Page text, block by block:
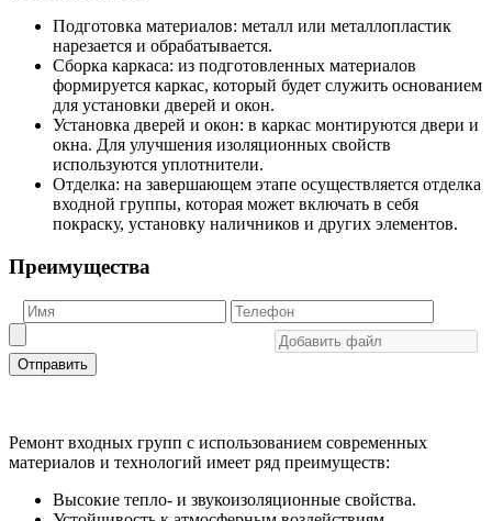
Подготовка материалов: металл или металлопластик
нарезается и обрабатывается.
Сборка каркаса: из подготовленных материалов
формируется каркас, который будет служить основанием
для установки дверей и окон.
Установка дверей и окон: в каркас монтируются двери и
окна. Для улучшения изоляционных свойств
используются уплотнители.
Отделка: на завершающем этапе осуществляется отделка
входной группы, которая может включать в себя
покраску, установку наличников и других элементов.
Преимущества
Отправить
Ремонт входных групп с использованием современных
материалов и технологий имеет ряд преимуществ:
Высокие тепло- и звукоизоляционные свойства.